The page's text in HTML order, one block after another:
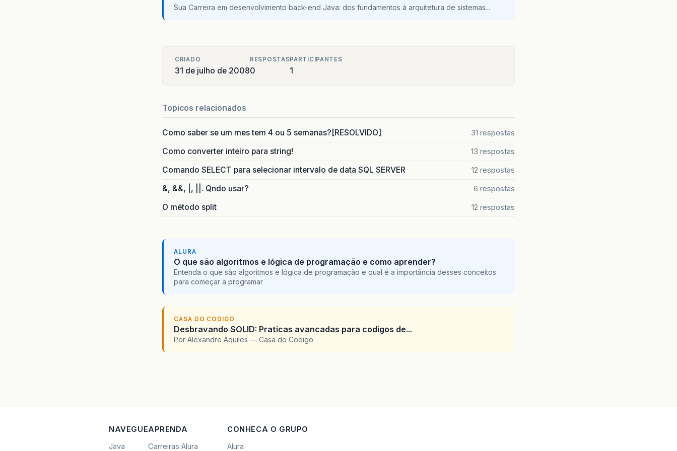
Sua Carreira em desenvolvimento back-end Java: dos fundamentos à arquitetura de sistemas...
CRIADO
31 de julho de 2008
RESPOSTAS
0
PARTICIPANTES
1
Topicos relacionados
Como saber se um mes tem 4 ou 5 semanas?[RESOLVIDO] 31 respostas
Como converter inteiro para string! 13 respostas
Comando SELECT para selecionar intervalo de data SQL SERVER 12 respostas
&, &&, |, ||. Qndo usar? 6 respostas
O método split 12 respostas
ALURA
O que são algoritmos e lógica de programação e como aprender?
Entenda o que são algoritmos e lógica de programação e qual é a importância desses conceitos
para começar a programar
CASA DO CODIGO
Desbravando SOLID: Praticas avancadas para codigos de...
Por Alexandre Aquiles — Casa do Codigo
NAVEGUE
Java
APRENDA
Carreiras Alura
CONHECA O GRUPO
Alura